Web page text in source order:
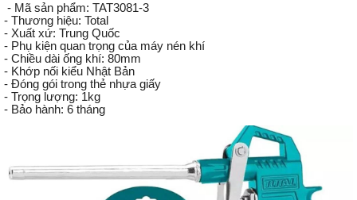
- Mã sản phẩm: TAT3081-3
- Thương hiệu: Total
- Xuất xứ: Trung Quốc
- Phụ kiện quan trọng của máy nén khí
- Chiều dài ống khí: 80mm
- Khớp nối kiểu Nhật Bản
- Đóng gói trong thẻ nhựa giấy
- Trọng lượng: 1kg
- Bảo hành: 6 tháng